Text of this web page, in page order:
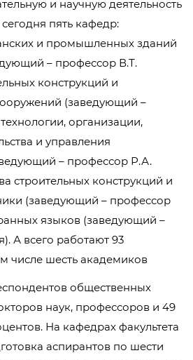
и научную деятельность
сегодня пять кафедр:
и промышленных зданий
– профессор В.Т.
конструкций и
(заведующий –
организации,
и управления
– профессор Р.А.
строительных конструкций и
(заведующий – профессор
языков (заведующий –
А всего работают 93
числе шесть академиков
общественных
наук, профессоров и 49
На кафедрах факультета
аспирантов по шести